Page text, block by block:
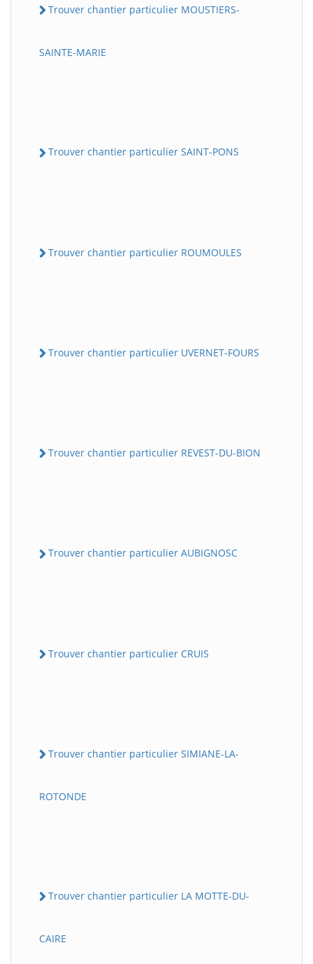
Trouver chantier particulier MOUSTIERS-
SAINTE-MARIE
Trouver chantier particulier SAINT-PONS
Trouver chantier particulier ROUMOULES
Trouver chantier particulier UVERNET-FOURS
Trouver chantier particulier REVEST-DU-BION
Trouver chantier particulier AUBIGNOSC
Trouver chantier particulier CRUIS
Trouver chantier particulier SIMIANE-LA-
ROTONDE
Trouver chantier particulier LA MOTTE-DU-
CAIRE